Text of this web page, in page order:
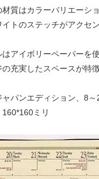
材質はカラーバリエーシ
イトのステッチがアクセ
はアイボリーペーパーを
充実したスペースが特
ャパンエディション、8
ミリ